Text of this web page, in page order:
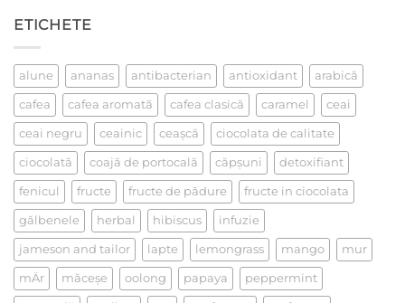
iubire,
ETICHETE
alune ananas antibacterian antioxidant arabică
cafea cafea aromată cafea clasică caramel ceai
ceai negru ceainic ceaşcă ciocolata de calitate
ciocolată coajă de portocală căpşuni detoxifiant
fenicul fructe fructe de pădure fructe in ciocolata
gălbenele herbal hibiscus infuzie
jameson and tailor lapte lemongrass mango mur
mÄr măceşe oolong papaya peppermint